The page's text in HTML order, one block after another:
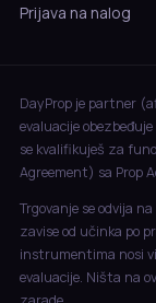
Prijava na nalog
DayProp je partner
evaluacije
se kvalifikuješ za
Agreement) sa Prop
Trgovanje se odvija
zavise od učinka po
instrumentima nosi
evaluacije. Ništa na